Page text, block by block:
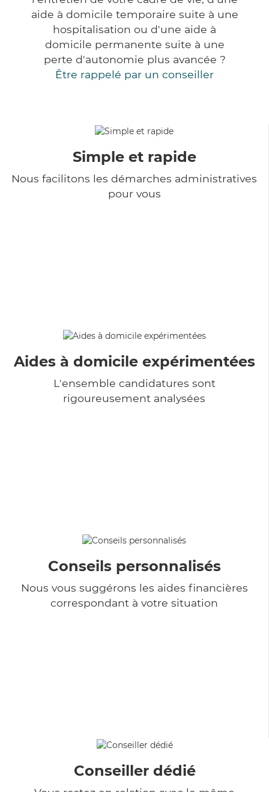
aide à domicile temporaire suite à une
hospitalisation ou d'une aide à
domicile permanente suite à une
perte d'autonomie plus avancée ?
Être rappelé par un conseiller
Simple et rapide
Nous facilitons les démarches administratives
pour vous
Aides à domicile expérimentées
L'ensemble candidatures sont
rigoureusement analysées
Conseils personnalisés
Nous vous suggérons les aides financières
correspondant à votre situation
Conseiller dédié